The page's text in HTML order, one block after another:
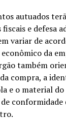
autuados
e defesa
variar de
da
também
compra, a
e o material
conformidade